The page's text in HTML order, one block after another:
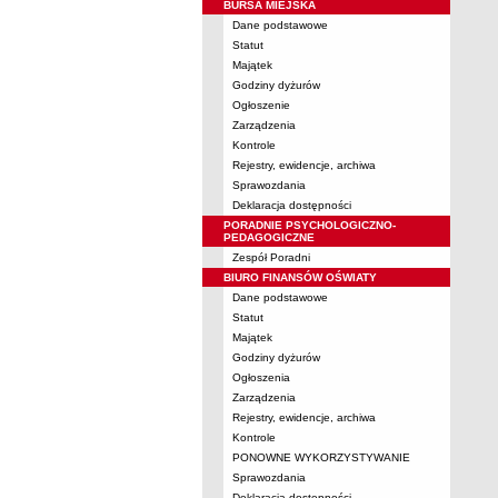
BURSA MIEJSKA
Dane podstawowe
Statut
Majątek
Godziny dyżurów
Ogłoszenie
Zarządzenia
Kontrole
Rejestry, ewidencje, archiwa
Sprawozdania
Deklaracja dostępności
PORADNIE PSYCHOLOGICZNO-
PEDAGOGICZNE
Zespół Poradni
BIURO FINANSÓW OŚWIATY
Dane podstawowe
Statut
Majątek
Godziny dyżurów
Ogłoszenia
Zarządzenia
Rejestry, ewidencje, archiwa
Kontrole
PONOWNE WYKORZYSTYWANIE
Sprawozdania